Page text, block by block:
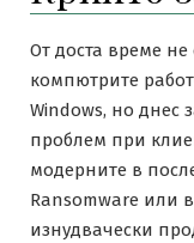
От доста време
компютрите
Windows, но днес
проблем при
модерните в
Ransomware или
изнудвачески